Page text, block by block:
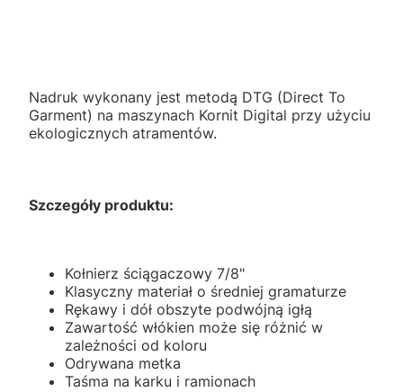
Nadruk wykonany jest metodą DTG (Direct To
Garment) na maszynach Kornit Digital przy użyciu
ekologicznych atramentów.
Szczegóły produktu:
Kołnierz ściągaczowy 7/8"
Klasyczny materiał o średniej gramaturze
Rękawy i dół obszyte podwójną igłą
Zawartość włókien może się różnić w
zależności od koloru
Odrywana metka
Taśma na karku i ramionach